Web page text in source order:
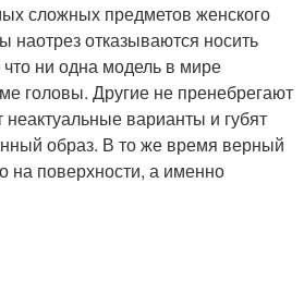
сложных предметов женского
наотрез отказываются носить
ни одна модель в мире
головы. Другие не пренебрегают
варианты и губят
образ. В то же время верный
на поверхности, а именно